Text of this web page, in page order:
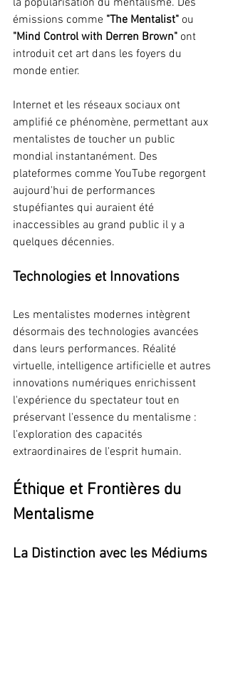
émissions comme "The Mentalist" ou
"Mind Control with Derren Brown" ont
introduit cet art dans les foyers du
monde entier.
Internet et les réseaux sociaux ont
amplifié ce phénomène, permettant aux
mentalistes de toucher un public
mondial instantanément. Des
plateformes comme YouTube regorgent
aujourd'hui de performances
stupéfiantes qui auraient été
inaccessibles au grand public il y a
quelques décennies.
Technologies et Innovations
Les mentalistes modernes intègrent
désormais des technologies avancées
dans leurs performances. Réalité
virtuelle, intelligence artificielle et autres
innovations numériques enrichissent
l'expérience du spectateur tout en
préservant l'essence du mentalisme :
l'exploration des capacités
extraordinaires de l'esprit humain.
Éthique et Frontières du
Mentalisme
La Distinction avec les Médiums